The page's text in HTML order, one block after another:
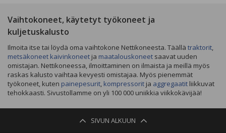
Vaihtokoneet, käytetyt työkoneet ja
kuljetuskalusto
Ilmoita itse tai löydä oma vaihtokone Nettikoneesta. Täällä traktorit,
metsäkoneet kaivinkoneet ja maatalouskoneet saavat uuden
omistajan. Nettikoneessa, ilmoittaminen on ilmaista ja meillä myös
raskas kalusto vaihtaa kevyesti omistajaa. Myös pienemmät
työkoneet, kuten painepesurit, kompressorit ja aggregaatit liikkuvat
tehokkaasti. Sivustollamme on yli 100 000 uniikkia viikkokävijää!
SIVUN ALKUUN